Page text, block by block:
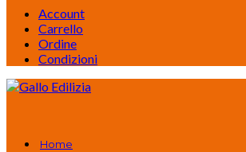
Account
Carrello
Ordine
Condizioni
Home